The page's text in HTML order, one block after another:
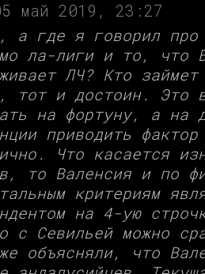
май 2019, 23:27
а где я говорил про
ла-лиги и то, что
ЛЧ? Кто
тот и достоин. Это
на фортуну, а на
приводить
Что касается
то Валенсия и по
критериям
на 4-ую
с Севильей можно
объясняли, что